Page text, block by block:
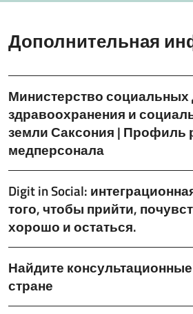
Дополнительная
Министерство социальных
здравоохранения и
земли Саксония | Профиль
медперсонала
Digit in Social:
того, чтобы прийти,
хорошо и остаться.
Найдите
стране